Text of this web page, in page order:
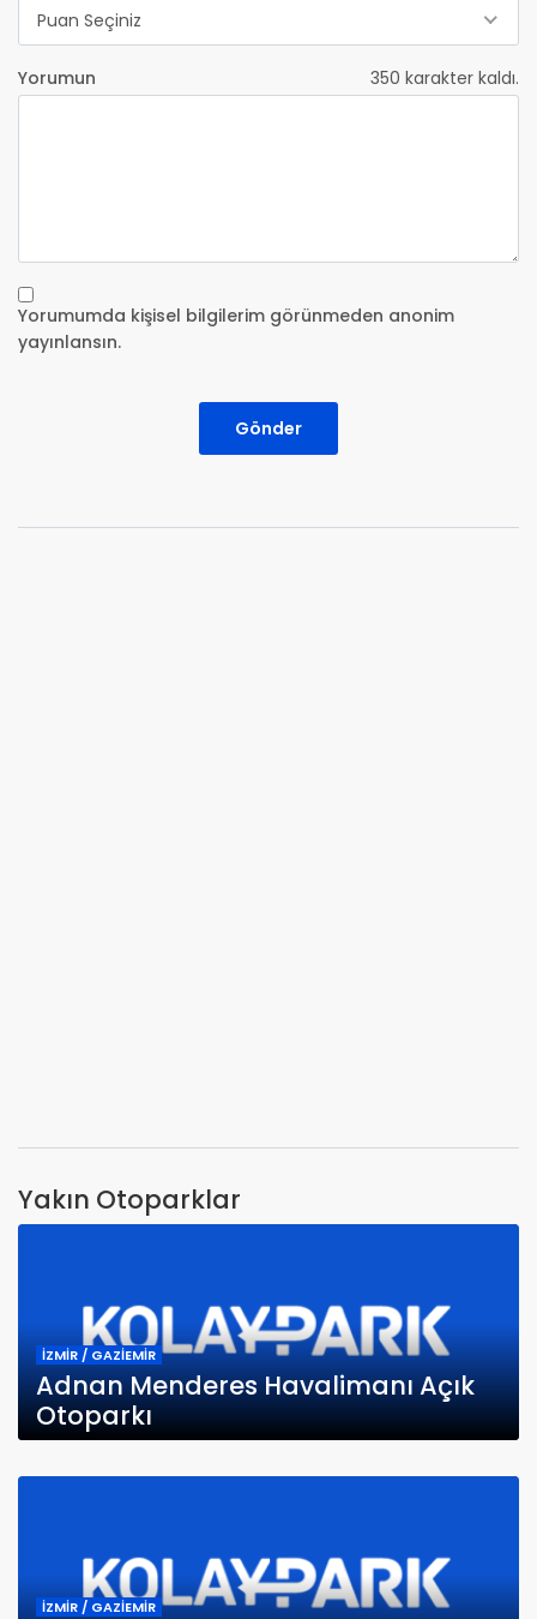
Puan Seçiniz
Yorumun 350 karakter kaldı.
Yorumumda kişisel bilgilerim görünmeden anonim
yayınlansın.
Gönder
Yakın Otoparklar
İZMİR / GAZİEMİR
Adnan Menderes Havalimanı Açık
Otoparkı
İZMİR / GAZİEMİR